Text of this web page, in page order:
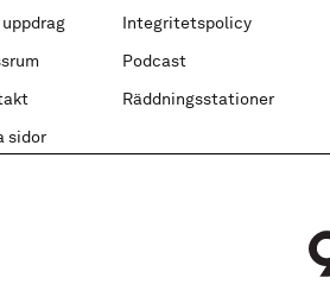
Integritetspolicy
Podcast
Räddningsstationer
sidor